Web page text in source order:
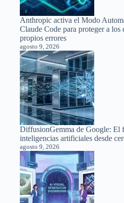
Anthropic activa el Modo
Claude Code para proteger a los
propios errores
agosto 9, 2026
DiffusionGemma de Google: El
inteligencias artificiales desde
agosto 9, 2026